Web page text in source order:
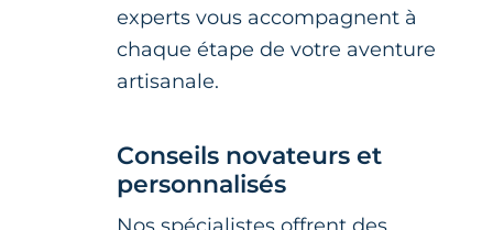
experts vous accompagnent à
chaque étape de votre aventure
artisanale.
Conseils novateurs et
personnalisés